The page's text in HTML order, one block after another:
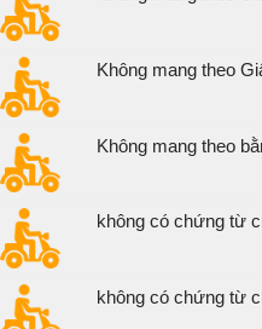
Không mang theo
Không mang theo
không có chứng từ
không có chứng từ